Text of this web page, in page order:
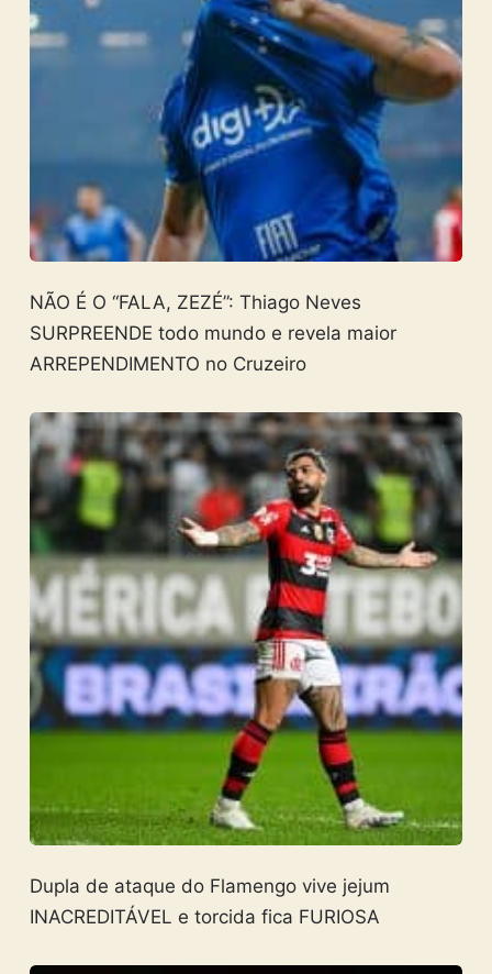
NÃO É O “FALA, ZEZÉ”: Thiago Neves
SURPREENDE todo mundo e revela maior
ARREPENDIMENTO no Cruzeiro
Dupla de ataque do Flamengo vive jejum
INACREDITÁVEL e torcida fica FURIOSA